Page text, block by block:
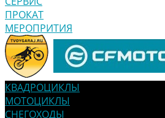
ПРОКАТ
МЕРОПРИТИЯ
КВАДРОЦИКЛЫ
МОТОЦИКЛЫ
СНЕГОХОДЫ